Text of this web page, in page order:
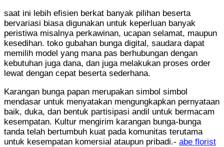
saat ini lebih efisien berkat banyak pilihan beserta
bervariasi biasa digunakan untuk keperluan banyak
peristiwa misalnya perkawinan, ucapan selamat, maupun
kesedihan. toko gubahan bunga digital, saudara dapat
memilih model yang mana pas berhubungan dengan
kebutuhan juga dana, dan juga melakukan proses order
lewat dengan cepat beserta sederhana.
Karangan bunga papan merupakan simbol simbol
mendasar untuk menyatakan mengungkapkan pernyataan
baik, duka, dan bentuk partisipasi andil untuk bermacam
kesempatan. Kultur mengirim karangan bunga-bunga
tanda telah bertumbuh kuat pada komunitas terutama
untuk kesempatan komersial ataupun pribadi.- abe florist